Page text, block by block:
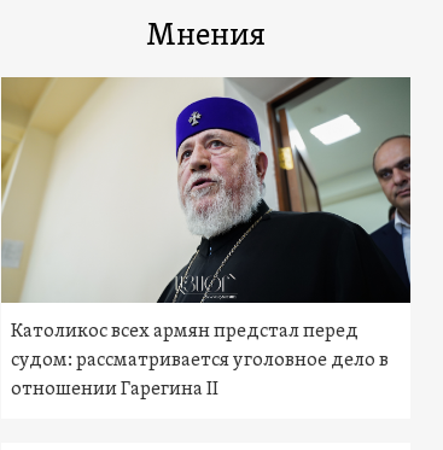
Мнения
Католикос всех армян предстал перед
судом: рассматривается уголовное дело в
отношении Гарегина II